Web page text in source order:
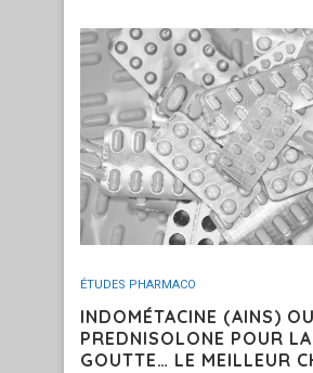
ÉTUDES PHARMACO
INDOMÉTACINE (AINS) OU
PREDNISOLONE POUR
GOUTTE… LE MEILLEUR